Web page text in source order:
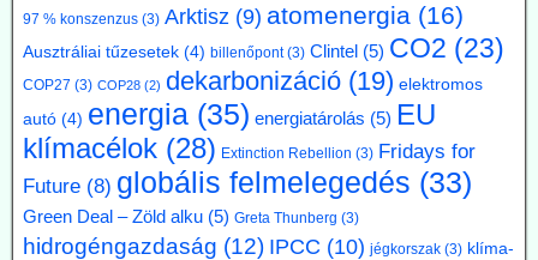
Kommentárunk: Ezek szerint Argentínáról nemcsak pénzügy
válságok említése során hallhatunk, hanem nukleáris technológiánál
is. A 300 MW Paks II teljesítményének kb. egyhetede.
2026.07.17. Blackout News: A német RWE
vezérigazgatója a német - az uniós vállalásoknál
5 évvel előbbre hozott - klímacélok eltörlését kéri
Markus Krebber, az RWE vezérigazgatója azt követeli, hogy
hosszabbítsák meg a német klímacélok elérése határidejét, és a
klímasemlegességet 2045-ről 2050-re halasszák el. Úgy véli, hogy a
97 % konszenzus (3) Arktisz (9) atomenergia (16)
Ausztráliai tűzesetek (4) billenőpont(3) Clintel (5) CO2 (23)
COP27 (3) COP28 (2) dekarbonizáció (19) elektromos
autó (4) energia (35) energiatárolás (5) EU
klímacélok (28) Extinction Rebellion (3) Fridays for
Future (8) globális felmelegedés (33)
Green Deal – Zöld alku (5) Greta Thunberg (3)
hidrogéngazdaság (12) IPCC (10) jégkorszak (3) klíma-